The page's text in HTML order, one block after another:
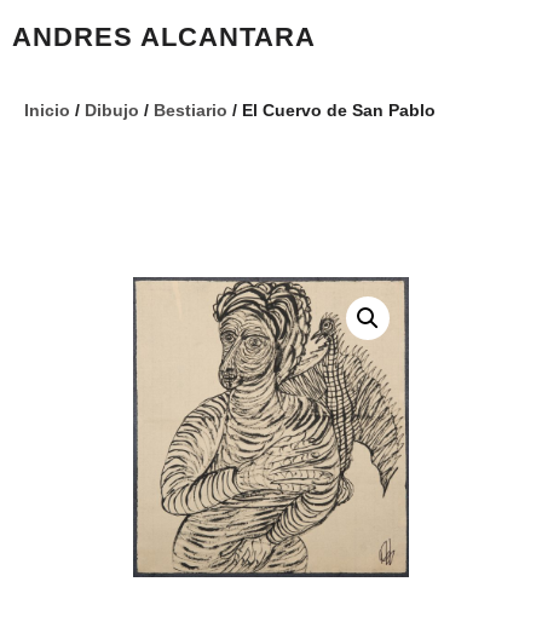
ANDRES ALCANTARA
Inicio / Dibujo / Bestiario / El Cuervo de San Pablo